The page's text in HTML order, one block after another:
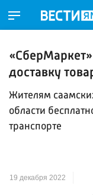
доставку
Жителям
области
транспорте
19 декабря 2022